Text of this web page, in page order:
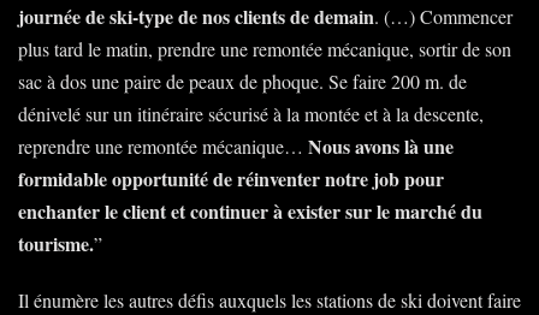
journée de ski-type de nos clients de demain. (…) Commencer
plus tard le matin, prendre une remontée mécanique, sortir de son
sac à dos une paire de peaux de phoque. Se faire 200 m. de
dénivelé sur un itinéraire sécurisé à la montée et à la descente,
reprendre une remontée mécanique… Nous avons là une
formidable opportunité de réinventer notre job pour
enchanter le client et continuer à exister sur le marché du
tourisme.”
Il énumère les autres défis auxquels les stations de ski doivent faire